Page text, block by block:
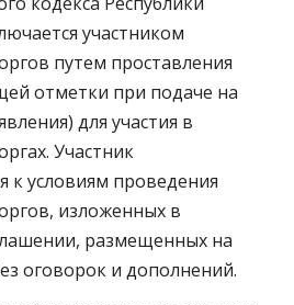
участником
путем проставления
отметки при подаче на
для участия в
Участник
к условиям проведения
изложенных в
размещенных на
оговорок и дополнений.